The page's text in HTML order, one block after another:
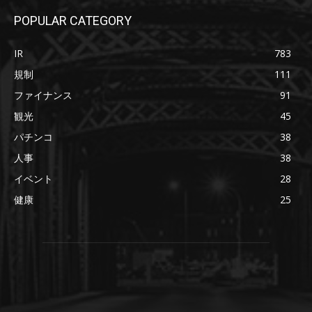
POPULAR CATEGORY
IR
783
規制
111
ファイナンス
91
観光
45
パチンコ
38
人事
38
イベント
28
健康
25